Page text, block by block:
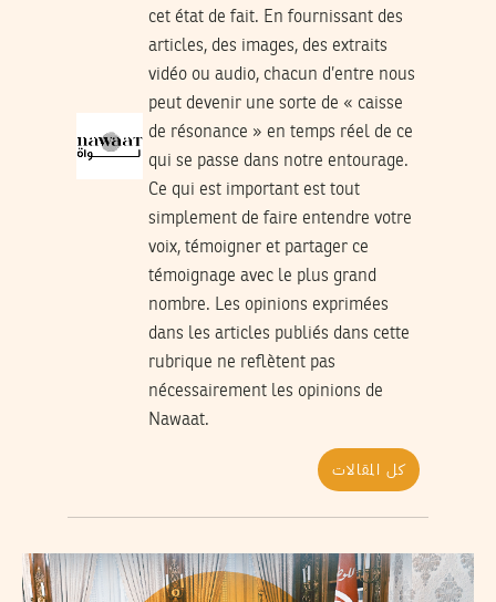
cet état de fait. En fournissant des
articles, des images, des extraits
vidéo ou audio, chacun d’entre nous
peut devenir une sorte de « caisse
de résonance » en temps réel de ce
qui se passe dans notre entourage.
Ce qui est important est tout
simplement de faire entendre votre
voix, témoigner et partager ce
témoignage avec le plus grand
nombre. Les opinions exprimées
dans les articles publiés dans cette
rubrique ne reflètent pas
nécessairement les opinions de
Nawaat.
كل المقالات